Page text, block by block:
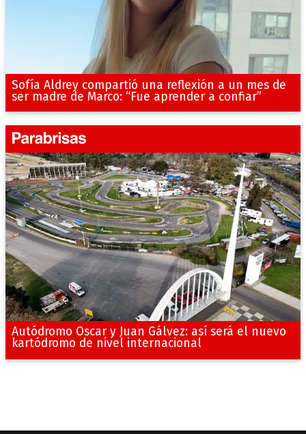
Sofía Aldrey compartió una reflexión a un mes de
ser madre de Marco: “Fue aprender a confiar”
Autódromo Oscar y Juan Gálvez: así será el nuevo
kartódromo de nivel internacional